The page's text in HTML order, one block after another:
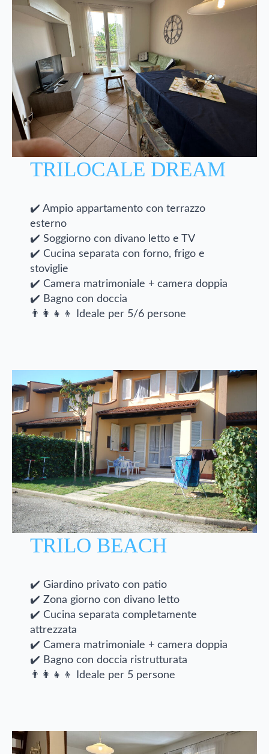
TRILOCALE DREAM
✔️ Ampio appartamento con terrazzo
esterno
✔️ Soggiorno con divano letto e TV
✔️ Cucina separata con forno, frigo e
stoviglie
✔️ Camera matrimoniale + camera doppia
✔️ Bagno con doccia
👨‍👩‍👧‍👦 Ideale per 5/6 persone
TRILO BEACH
✔️ Giardino privato con patio
✔️ Zona giorno con divano letto
✔️ Cucina separata completamente
attrezzata
✔️ Camera matrimoniale + camera doppia
✔️ Bagno con doccia ristrutturata
👨‍👩‍👧‍👦 Ideale per 5 persone